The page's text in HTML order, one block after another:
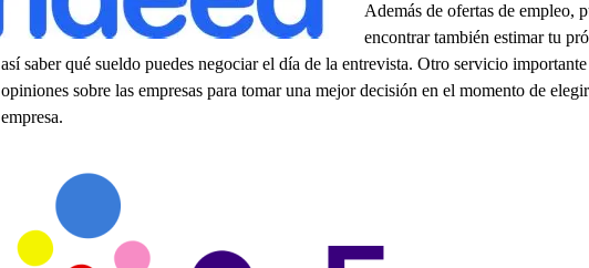
Además de ofertas de empleo,
encontrar también estimar tu
así saber qué sueldo puedes negociar el día de la entrevista. Otro servicio importante
opiniones sobre las empresas para tomar una mejor decisión en el momento de
empresa.